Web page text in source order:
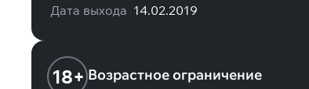
Дата выхода 14.02.2019
18+ Возрастное ограничение